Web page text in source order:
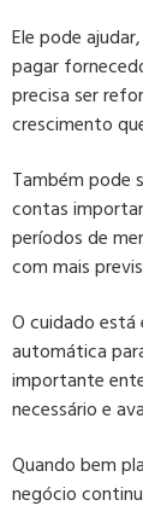
Ele pode
pagar
precisa ser
crescimento
Também pode
contas
períodos de
com mais
O cuidado
automática
importante
necessário e
Quando bem
negócio